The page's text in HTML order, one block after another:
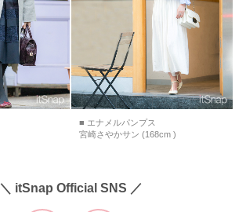
■ エナメルパンプス
宮崎さやかサン (168cm )
＼ itSnap Official SNS ／